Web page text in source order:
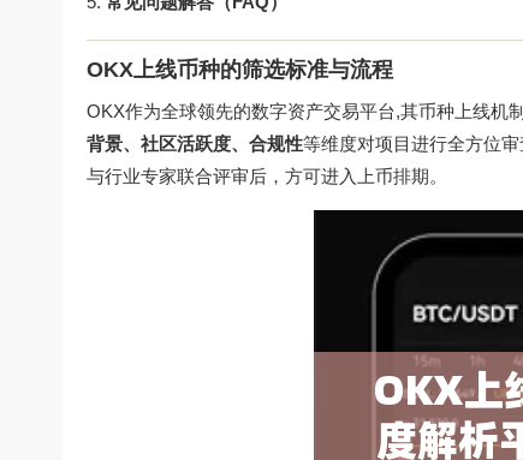
OKX上线币种的筛选标准与流程
OKX作为全球领先的数字资产交易平台,其币种上线机
背景、社区活跃度、合规性等维度对项目进行全方位
与行业专家联合评审后，方可进入上币排期。